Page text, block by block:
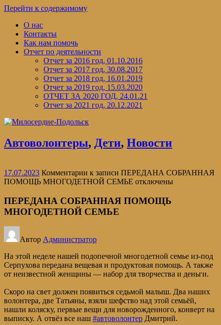
Перейти к содержимому
О нас
Контакты
Как нам помочь
Отчет по деятельности
Отчет за 2016 год, 01.10.2016
Отчет за 2017 год, 30.08.2017
Отчет за 2018 год, 16.01.2019
Отчет за 2019 год, 15.03.2020
ОТЧЕТ ЗА 2020 ГОД, 24.01.21
Отчет за 2021 год, 20.12.2021
Автоволонтеры, Дети, Новости
17.07.2023 Комментарии к записи ПЕРЕДАНА СОБРАННАЯ
ПОМОЩЬ МНОГОДЕТНОЙ СЕМЬЕ отключены
ПЕРЕДАНА СОБРАННАЯ ПОМОЩЬ
МНОГОДЕТНОЙ СЕМЬЕ
Автор Администратор
На этой неделе нашей подопечной многодетной семье из-под
Серпухова передана вещевая и продуктовая помощь. А также
от неизвестной женщины — набор для творчества и деньги.
Скоро на свет должен появиться седьмой малыш. Два наших
волонтера, две Татьяны, взяли шефство над этой семьёй,
нашли коляску, первые вещи для новорожденного, конверт на
выписку. А отвёз все наш #автоволонтер Дмитрий.